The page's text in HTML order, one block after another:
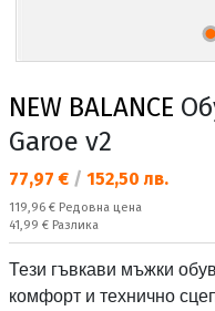
NEW BALANCE
Garoe v2
Текуща цена:
77,97 € / 152,50 лв.
Редовна цена:
119,96 € Редовна цена
Спестявате:
41,99 € Разлика
Тези гъвкави мъжки
комфорт и технично